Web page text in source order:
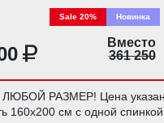
Sale 20% Новинка
Вместо
361 250
ЛЮБОЙ РАЗМЕР! Цена
160х200 см с одной